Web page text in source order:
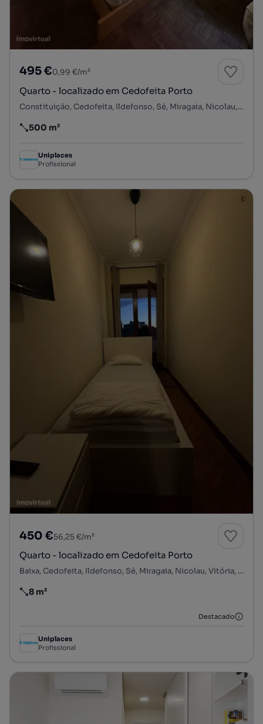
495 €0,99 €/m²
Quarto - localizado em Cedofeita Porto
Constituição, Cedofeita, Ildefonso, Sé, Miragaia, Nicolau, Vitória, Porto, Porto
Preço por metro quadrado
500 m²
Uniplaces
Profissional
450 €56,25 €/m²
Quarto - localizado em Cedofeita Porto
Baixa, Cedofeita, Ildefonso, Sé, Miragaia, Nicolau, Vitória, Porto, Porto
Preço por metro quadrado
8 m²
Destacado
Uniplaces
Profissional